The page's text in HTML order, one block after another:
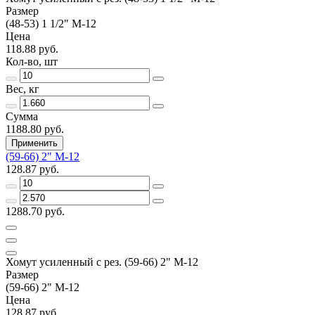
Размер
(48-53) 1 1/2" M-12
Цена
118.88 руб.
Кол-во, шт
Вес, кг
Сумма
1188.80 руб.
Применить
(59-66) 2" M-12
128.87 руб.
1288.70 руб.
Хомут усиленный с рез. (59-66) 2" М-12
Размер
(59-66) 2" M-12
Цена
128.87 руб.